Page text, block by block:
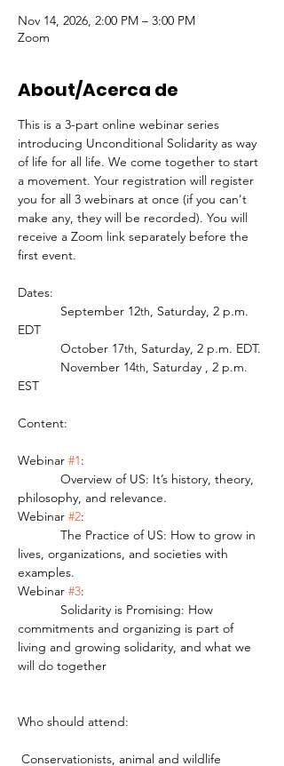
Nov 14, 2026, 2:00 PM – 3:00 PM
Zoom
About/Acerca de
This is a 3-part online webinar series
introducing Unconditional Solidarity as way
of life for all life. We come together to start
a movement. Your registration will register
you for all 3 webinars at once (if you can't
make any, they will be recorded). You will
receive a Zoom link separately before the
first event.
Dates:
September 12th, Saturday, 2 p.m.
EDT
October 17th, Saturday, 2 p.m. EDT.
November 14th, Saturday , 2 p.m.
EST
Content:
Webinar #1:
Overview of US: It’s history, theory,
philosophy, and relevance.
Webinar #2:
The Practice of US: How to grow in
lives, organizations, and societies with
examples.
Webinar #3:
Solidarity is Promising: How
commitments and organizing is part of
living and growing solidarity, and what we
will do together
Who should attend: